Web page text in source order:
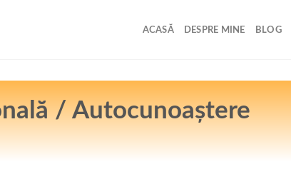
ACASĂ DESPRE MINE BLOG
/ Autocunoaștere